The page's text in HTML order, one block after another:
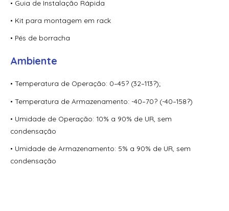
• Guia de Instalação Rápida
• Kit para montagem em rack
• Pés de borracha
Ambiente
• Temperatura de Operação: 0–45? (32–113?);
• Temperatura de Armazenamento: -40–70? (-40–158?)
• Umidade de Operação: 10% a 90% de UR, sem
condensação
• Umidade de Armazenamento: 5% a 90% de UR, sem
condensação